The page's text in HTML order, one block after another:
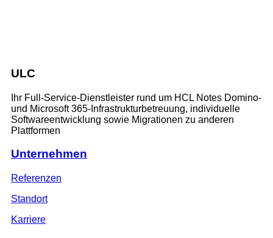
ULC
Ihr Full-Service-Dienstleister rund um HCL Notes Domino-
und Microsoft 365-Infrastrukturbetreuung, individuelle
Softwareentwicklung sowie Migrationen zu anderen
Plattformen
Unternehmen
Referenzen
Standort
Karriere